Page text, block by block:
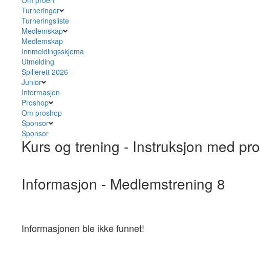
Turneringer
Turneringsliste
Medlemskap
Medlemskap
Innmeldingsskjema
Utmelding
Spillerett 2026
Junior
Informasjon
Proshop
Om proshop
Sponsor
Sponsor
Kurs og trening - Instruksjon med pro
Informasjon - Medlemstrening 8
Informasjonen ble ikke funnet!